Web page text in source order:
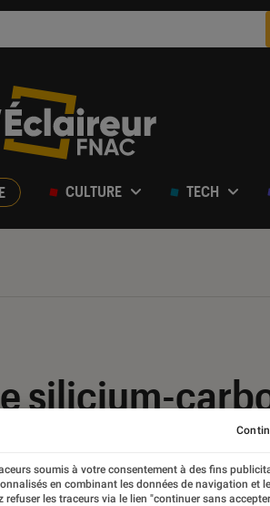
CULTURE TECH
silicium-
sur nos
soumis à votre consentement à des fins
en combinant les données de navigation et
refuser les traceurs via le lien "continuer sans